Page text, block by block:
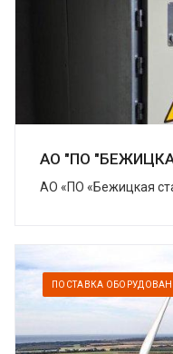
АО "ПО
АО «ПО «Бежицкая
ПОСТАВКА